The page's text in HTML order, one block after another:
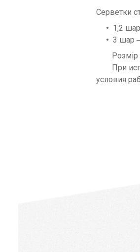
Серветки
1,2
3 шар
Розмір
При
условия